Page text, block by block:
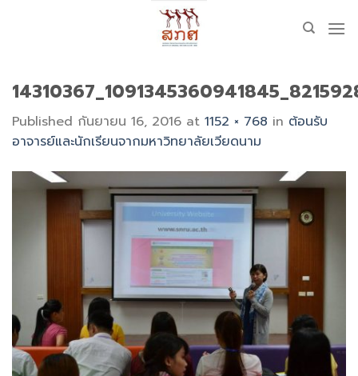
Published กันยายน 16, 2016 at 1152 × 768 in ต้อนรับ
อาจารย์และนักเรียนจากมหาวิทยาลัยเวียดนาม